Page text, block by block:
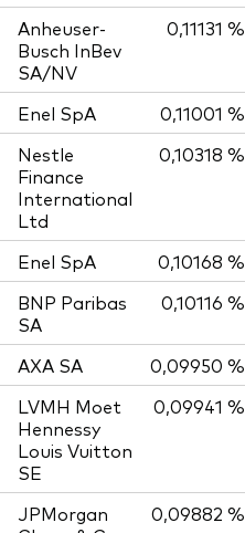
Anheuser-
Busch InBev
SA/NV
0,11131 %
Enel SpA 0,11001 %
Nestle
Finance
International
Ltd
0,10318 %
Enel SpA 0,10168 %
BNP Paribas
SA
0,10116 %
AXA SA 0,09950 %
LVMH Moet
Hennessy
Louis Vuitton
SE
0,09941 %
JPMorgan
0,09882 %